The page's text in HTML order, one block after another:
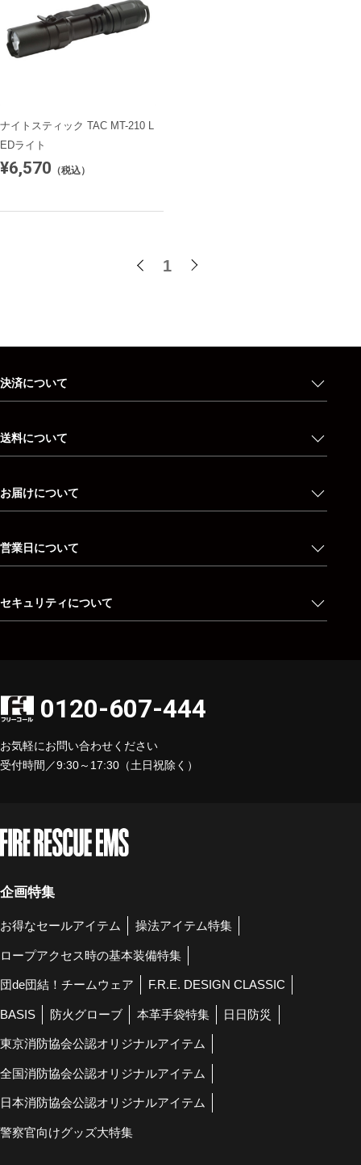
ナイトスティック TAC MT-210 L
EDライト
¥6,570 （税込）
1
決済について
送料について
お届けについて
営業日について
セキュリティについて
0120-607-444
お気軽にお問い合わせください
受付時間／9:30～17:30（土日祝除く）
企画特集
お得なセールアイテム 操法アイテム特集
ロープアクセス時の基本装備特集
団de団結！チームウェア F.R.E. DESIGN CLASSIC
BASIS 防火グローブ 本革手袋特集 日日防災
東京消防協会公認オリジナルアイテム
全国消防協会公認オリジナルアイテム
日本消防協会公認オリジナルアイテム
警察官向けグッズ大特集